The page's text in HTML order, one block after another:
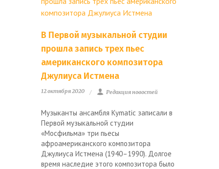
В Первой музыкальной студии
прошла запись трех пьес
американского композитора
Джулиуса Истмена
12 октября 2020 Редакция новостей
Музыканты ансамбля Kymatic записали в
Первой музыкальной студии
«Мосфильма» три пьесы
афроамериканского композитора
Джулиуса Истмена (1940–1990). Долгое
время наследие этого композитора было